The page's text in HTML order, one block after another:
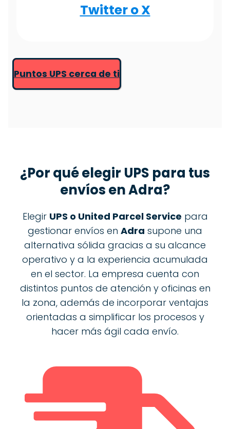
Twitter o X
Puntos UPS cerca de ti
¿Por qué elegir UPS para tus
envíos en Adra?
Elegir UPS o United Parcel Service para
gestionar envíos en Adra supone una
alternativa sólida gracias a su alcance
operativo y a la experiencia acumulada
en el sector. La empresa cuenta con
distintos puntos de atención y oficinas en
la zona, además de incorporar ventajas
orientadas a simplificar los procesos y
hacer más ágil cada envío.